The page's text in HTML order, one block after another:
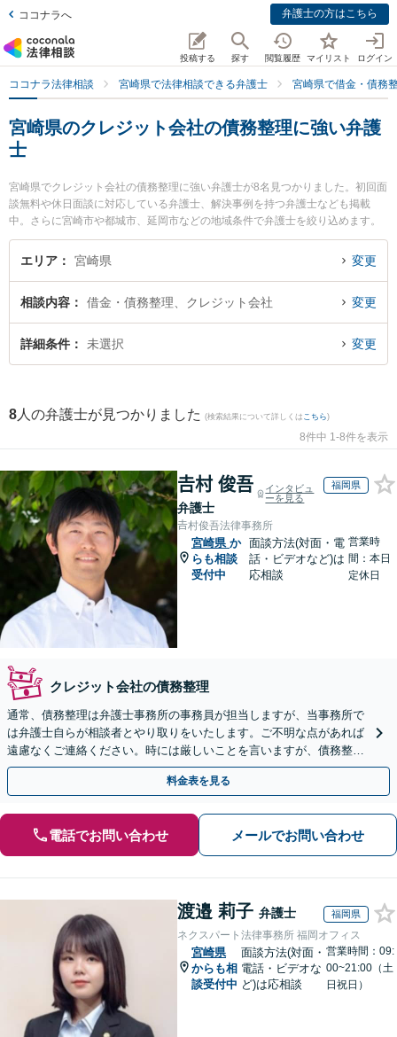
ココナラへ 弁護士の方はこちら
投稿する 探す 閲覧履歴 マイリスト ログイン
ココナラ法律相談 宮崎県で法律相談できる弁護士 宮崎県で借金・債務
宮崎県のクレジット会社の債務整理に強い弁護
士
宮崎県でクレジット会社の債務整理に強い弁護士が8名見つかりました。初回面
談無料や休日面談に対応している弁護士、解決事例を持つ弁護士なども掲載
中。さらに宮崎市や都城市、延岡市などの地域条件で弁護士を絞り込めます。
借金・債務整理に関係する消費者金融の債務整理やクレジット会社の債務整
理、リボ払いの債務整理等の細かな分野での絞り込み検索もでき便利です。特
強みなどが注目されています。『宮崎県で土日や夜間に発生したクレジット会
社の債務整理のトラブルを今すぐに弁護士に相談したい』『クレジット会社の
債務整理のトラブル解決の実績豊富な近くの弁護士を検索したい』『初回相談
エリア 宮崎県 変更
相談内容 借金・債務整理、クレジット会社 変更
詳細条件 未選択 変更
8 人の弁護士が見つかりました (検索結果について詳しくは こちら)
8件中 1-8件を表示
𠮷村 俊吾
弁護士
インタビュ
ーを見る
福岡県
𠮷村俊吾法律事務所
宮崎県 か
らも相談
受付中
面談方法(対面・電
話・ビデオなど)は
応相談
営業時
間：本日
定休日
クレジット会社の債務整理
通常、債務整理は弁護士事務所の事務員が担当しますが、当事務所で
は弁護士自らが相談者とやり取りをいたします。ご不明な点があれば
遠慮なくご連絡ください。時には厳しいことを言いますが、債務整理
には相談者様のご協力が必要不可欠です。
料金表を見る
電話でお問い合わせ メールでお問い合わせ
渡邉 莉子 弁護士 福岡県
ネクスパート法律事務所 福岡オフィス
宮崎県
からも相
談受付中
面談方法(対面・
電話・ビデオな
ど)は応相談
営業時間：09:
00~21:00（土
日祝日）